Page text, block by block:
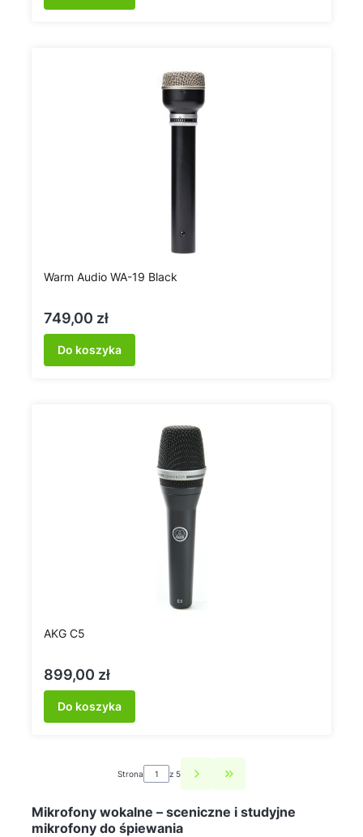
Warm Audio WA-19 Black
Cena
749,00 zł
Do koszyka
AKG C5
Cena
899,00 zł
Do koszyka
Strona z 5 Przejdź do ostatniej
Mikrofony wokalne – sceniczne i studyjne
mikrofony do śpiewania